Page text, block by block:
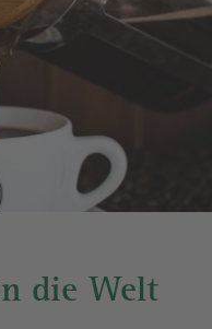
die Welt